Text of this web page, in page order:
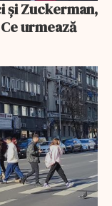
urmează